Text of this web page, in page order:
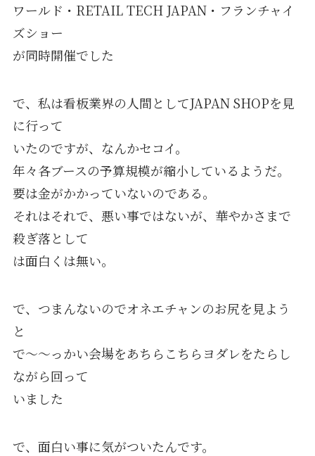
ワールド・RETAIL TECH JAPAN・フランチャイ
ズショー
が同時開催でした
で、私は看板業界の人間としてJAPAN SHOPを見
に行って
いたのですが、なんかセコイ。
年々各ブースの予算規模が縮小しているようだ。
要は金がかかっていないのである。
それはそれで、悪い事ではないが、華やかさまで
殺ぎ落として
は面白くは無い。
で、つまんないのでオネエチャンのお尻を見よう
と
で～～っかい会場をあちらこちらヨダレをたらし
ながら回って
いました
で、面白い事に気がついたんです。